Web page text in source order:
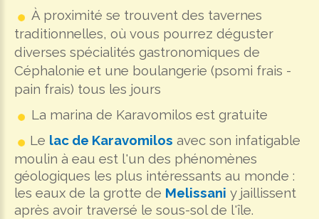
À proximité se trouvent des tavernes
traditionnelles, où vous pourrez déguster
diverses spécialités gastronomiques de
Céphalonie et une boulangerie (psomi frais -
pain frais) tous les jours
La marina de Karavomilos est gratuite
Le lac de Karavomilos avec son infatigable
moulin à eau est l'un des phénomènes
géologiques les plus intéressants au monde :
les eaux de la grotte de Melissani y jaillissent
après avoir traversé le sous-sol de l'île.